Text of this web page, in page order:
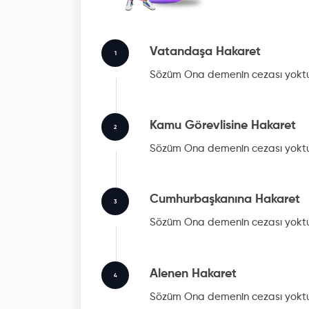
1 Vatandaşa Hakaret
Sözüm Ona demenin cezası
2 Kamu Görevlisine Hakaret
Sözüm Ona demenin cezası
3 Cumhurbaşkanına Hakaret
Sözüm Ona demenin cezası
4 Alenen Hakaret
Sözüm Ona demenin cezası